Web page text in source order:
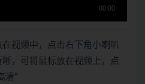
视频中，点击右下角小喇叭
，可将鼠标放在视频上，点
清”